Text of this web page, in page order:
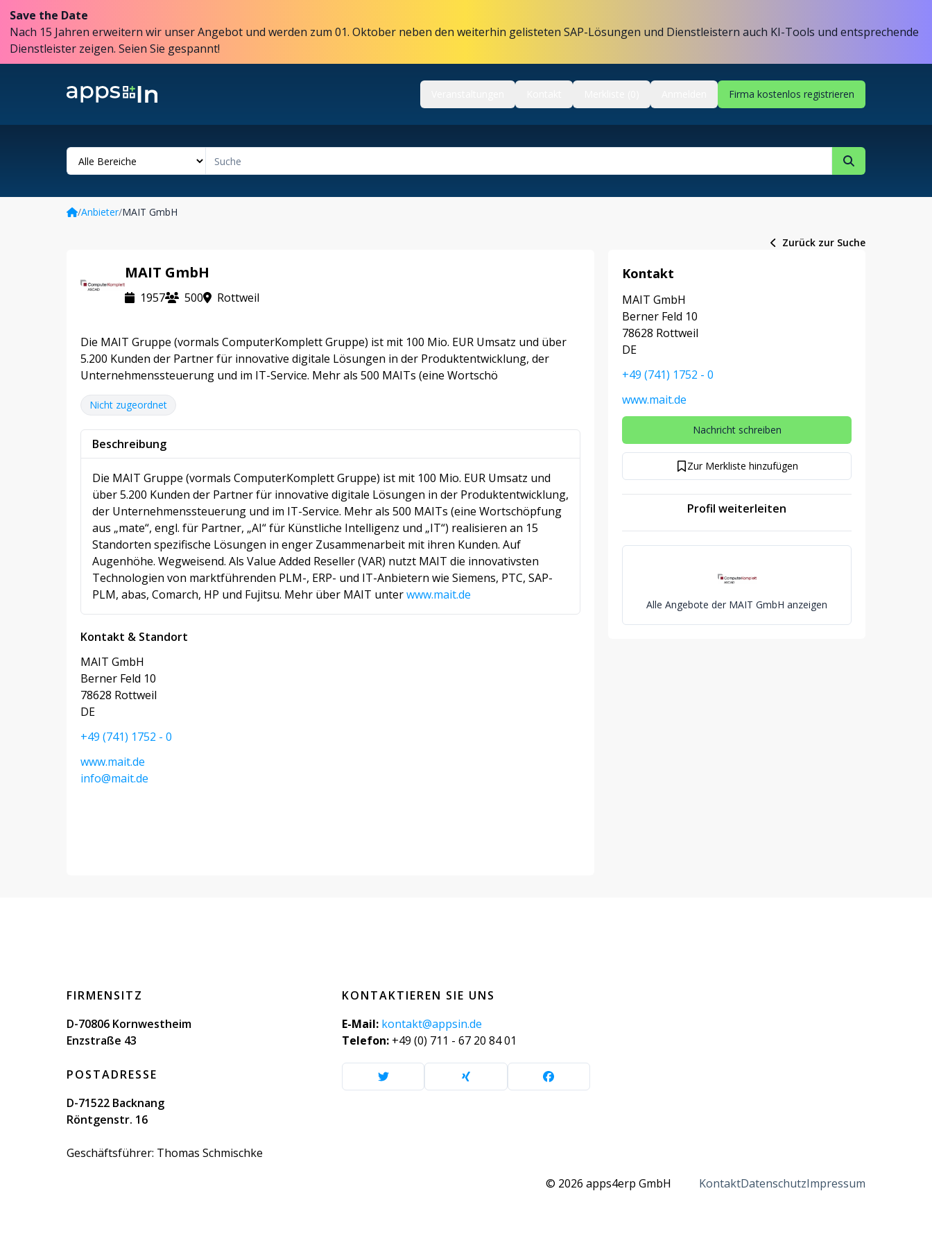
Save the Date
Nach 15 Jahren erweitern wir unser Angebot und werden zum 01. Oktober neben den weiterhin gelisteten SAP-Lösungen und Dienstleistern auch KI-Tools und entsprechende
Dienstleister zeigen. Seien Sie gespannt!
Firma kostenlos registrieren
/Anbieter/MAIT GmbH
Zurück zur Suche
MAIT GmbH
1957 500 Rottweil
Die MAIT Gruppe (vormals ComputerKomplett Gruppe) ist mit 100 Mio. EUR Umsatz und über
5.200 Kunden der Partner für innovative digitale Lösungen in der Produktentwicklung, der
Unternehmenssteuerung und im IT-Service. Mehr als 500 MAITs (eine Wortschö
Nicht zugeordnet
Beschreibung
Die MAIT Gruppe (vormals ComputerKomplett Gruppe) ist mit 100 Mio. EUR Umsatz und
über 5.200 Kunden der Partner für innovative digitale Lösungen in der Produktentwicklung,
der Unternehmenssteuerung und im IT-Service. Mehr als 500 MAITs (eine Wortschöpfung
aus „mate“, engl. für Partner, „AI“ für Künstliche Intelligenz und „IT“) realisieren an 15
Standorten spezifische Lösungen in enger Zusammenarbeit mit ihren Kunden. Auf
Augenhöhe. Wegweisend. Als Value Added Reseller (VAR) nutzt MAIT die innovativsten
Technologien von marktführenden PLM-, ERP- und IT-Anbietern wie Siemens, PTC, SAP-
PLM, abas, Comarch, HP und Fujitsu. Mehr über MAIT unterwww.mait.de
Kontakt & Standort
MAIT GmbH
Berner Feld 10
78628 Rottweil
DE
+49 (741) 1752 - 0
www.mait.de
info@mait.de
Kontakt
MAIT GmbH
Berner Feld 10
78628 Rottweil
DE
+49 (741) 1752 - 0
www.mait.de
Nachricht schreiben
Zur Merkliste hinzufügen
Profil weiterleiten
Alle Angebote der MAIT GmbH anzeigen
FIRMENSITZ
D-70806 Kornwestheim
Enzstraße 43
POSTADRESSE
D-71522 Backnang
Röntgenstr. 16
Geschäftsführer: Thomas Schmischke
KONTAKTIEREN SIE UNS
E-Mail: kontakt@appsin.de
Telefon: +49 (0) 711 - 67 20 84 01
© 2026 apps4erp GmbH KontaktDatenschutzImpressum